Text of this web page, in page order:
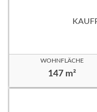
WOHNFLÄCHE
147 m²